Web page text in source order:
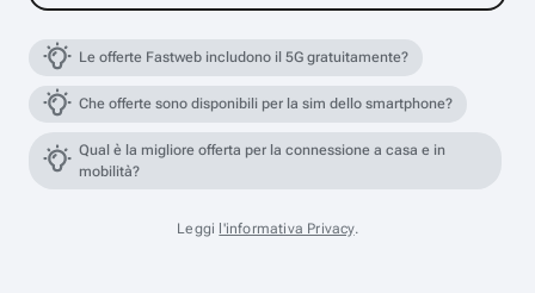
Le offerte Fastweb includono il 5G gratuitamente?
Che offerte sono disponibili per la sim dello smartphone?
Qual è la migliore offerta per la connessione a casa e in
mobilità?
Leggi l'informativa Privacy.